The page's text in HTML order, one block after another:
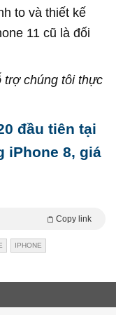
to và thiết kế
11 cũ là đối
trợ chúng tôi thực
đầu tiên tại
iPhone 8, giá
Copy link
IPHONE